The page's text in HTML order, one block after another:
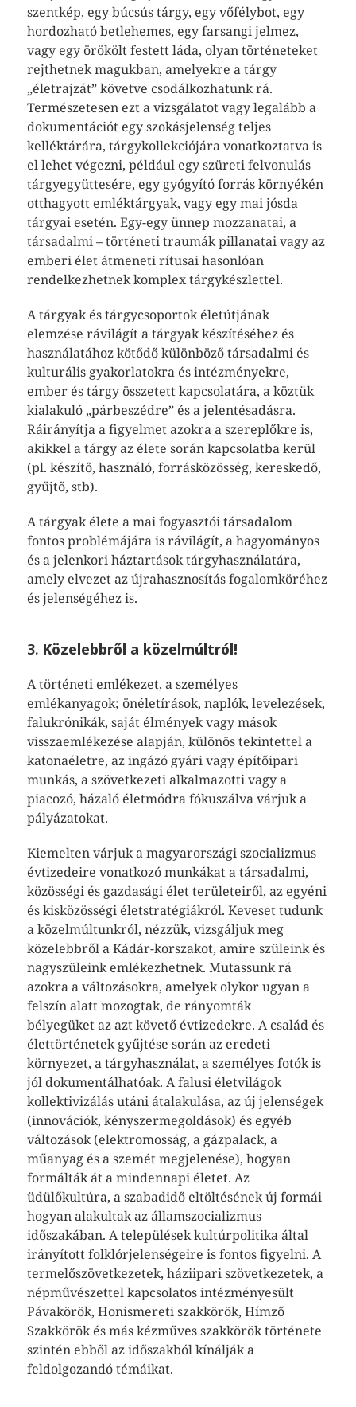
szentkép, egy búcsús tárgy, egy vőfélybot, egy
hordozható betlehemes, egy farsangi jelmez,
vagy egy örökölt festett láda, olyan történeteket
rejthetnek magukban, amelyekre a tárgy
„életrajzát” követve csodálkozhatunk rá.
Természetesen ezt a vizsgálatot vagy legalább a
dokumentációt egy szokásjelenség teljes
kelléktárára, tárgykollekciójára vonatkoztatva is
el lehet végezni, például egy szüreti felvonulás
tárgyegyüttesére, egy gyógyító forrás környékén
otthagyott emléktárgyak, vagy egy mai jósda
tárgyai esetén. Egy-egy ünnep mozzanatai, a
társadalmi – történeti traumák pillanatai vagy az
emberi élet átmeneti rítusai hasonlóan
rendelkezhetnek komplex tárgykészlettel.
A tárgyak és tárgycsoportok életútjának
elemzése rávilágít a tárgyak készítéséhez és
használatához kötődő különböző társadalmi és
kulturális gyakorlatokra és intézményekre,
ember és tárgy összetett kapcsolatára, a köztük
kialakuló „párbeszédre” és a jelentésadásra.
Ráirányítja a figyelmet azokra a szereplőkre is,
akikkel a tárgy az élete során kapcsolatba kerül
(pl. készítő, használó, forrásközösség, kereskedő,
gyűjtő, stb).
A tárgyak élete a mai fogyasztói társadalom
fontos problémájára is rávilágít, a hagyományos
és a jelenkori háztartások tárgyhasználatára,
amely elvezet az újrahasznosítás fogalomköréhez
és jelenségéhez is.
3. Közelebbről a közelmúltról!
A történeti emlékezet, a személyes
emlékanyagok; önéletírások, naplók, levelezések,
falukrónikák, saját élmények vagy mások
visszaemlékezése alapján, különös tekintettel a
katonaéletre, az ingázó gyári vagy építőipari
munkás, a szövetkezeti alkalmazotti vagy a
piacozó, házaló életmódra fókuszálva várjuk a
pályázatokat.
Kiemelten várjuk a magyarországi szocializmus
évtizedeire vonatkozó munkákat a társadalmi,
közösségi és gazdasági élet területeiről, az egyéni
és kisközösségi életstratégiákról. Keveset tudunk
a közelmúltunkról, nézzük, vizsgáljuk meg
közelebbről a Kádár-korszakot, amire szüleink és
nagyszüleink emlékezhetnek. Mutassunk rá
azokra a változásokra, amelyek olykor ugyan a
felszín alatt mozogtak, de rányomták
bélyegüket az azt követő évtizedekre. A család és
élettörténetek gyűjtése során az eredeti
környezet, a tárgyhasználat, a személyes fotók is
jól dokumentálhatóak. A falusi életvilágok
kollektivizálás utáni átalakulása, az új jelenségek
(innovációk, kényszermegoldások) és egyéb
változások (elektromosság, a gázpalack, a
műanyag és a szemét megjelenése), hogyan
formálták át a mindennapi életet. Az
üdülőkultúra, a szabadidő eltöltésének új formái
hogyan alakultak az államszocializmus
időszakában. A települések kultúrpolitika által
irányított folklórjelenségeire is fontos figyelni. A
termelőszövetkezetek, háziipari szövetkezetek, a
népművészettel kapcsolatos intézményesült
Pávakörök, Honismereti szakkörök, Hímző
Szakkörök és más kézműves szakkörök története
szintén ebből az időszakból kínálják a
feldolgozandó témáikat.